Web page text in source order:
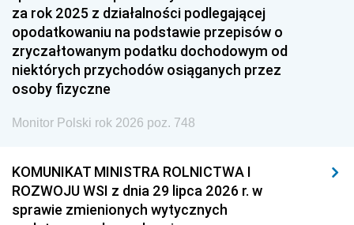
za rok 2025 z działalności podlegającej
opodatkowaniu na podstawie przepisów o
zryczałtowanym podatku dochodowym od
niektórych przychodów osiąganych przez
osoby fizyczne
Monitor Polski rok 2026 poz. 748
KOMUNIKAT MINISTRA ROLNICTWA I
ROZWOJU WSI z dnia 29 lipca 2026 r. w
sprawie zmienionych wytycznych